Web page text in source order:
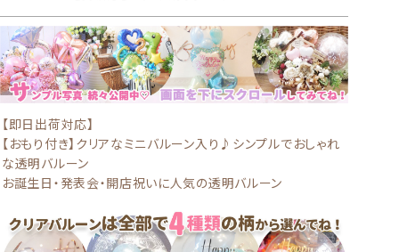
【即日出荷対応】
【おもり付き】クリアなミニバルーン入り♪シンプルでおしゃれ
な透明バルーン
お誕生日・発表会・開店祝いに人気の透明バルーン